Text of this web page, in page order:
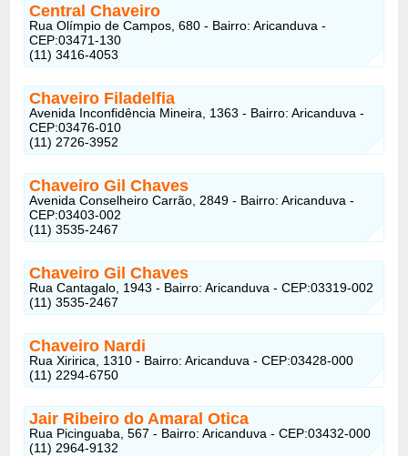
Central Chaveiro
Rua Olímpio de Campos, 680 - Bairro: Aricanduva -
CEP:03471-130
(11) 3416-4053
Chaveiro Filadelfia
Avenida Inconfidência Mineira, 1363 - Bairro: Aricanduva -
CEP:03476-010
(11) 2726-3952
Chaveiro Gil Chaves
Avenida Conselheiro Carrão, 2849 - Bairro: Aricanduva -
CEP:03403-002
(11) 3535-2467
Chaveiro Gil Chaves
Rua Cantagalo, 1943 - Bairro: Aricanduva - CEP:03319-002
(11) 3535-2467
Chaveiro Nardi
Rua Xiririca, 1310 - Bairro: Aricanduva - CEP:03428-000
(11) 2294-6750
Jair Ribeiro do Amaral Otica
Rua Picinguaba, 567 - Bairro: Aricanduva - CEP:03432-000
(11) 2964-9132